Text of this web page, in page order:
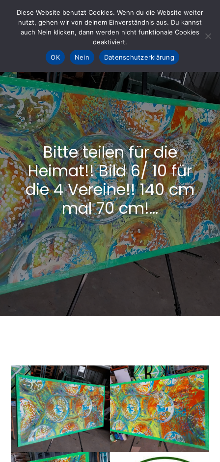
content
KOHLE fürs AHRTAL e.V.
– Helfen hilft
Bitte teilen für die
Heimat!! Bild 6/ 10 für
die 4 Vereine!! 140 cm
mal 70 cm!…
Diese Website benutzt Cookies. Wenn du die Website weiter
nutzt, gehen wir von deinem Einverständnis aus. Du kannst
auch Nein klicken, dann werden nicht funktionale Cookies
deaktiviert.
OK
Nein Datenschutzerklärung